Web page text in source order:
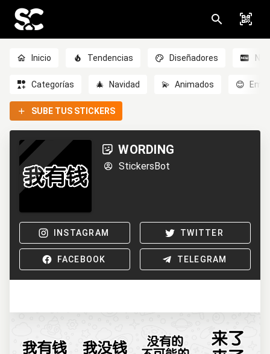
Inicio Tendencias Diseñadores
Categorías 🎄 Navidad 💫 Animados 😊
SUBE TUS STICKERS
WORDING
StickersBot
INSTAGRAM TWITTER
FACEBOOK TELEGRAM